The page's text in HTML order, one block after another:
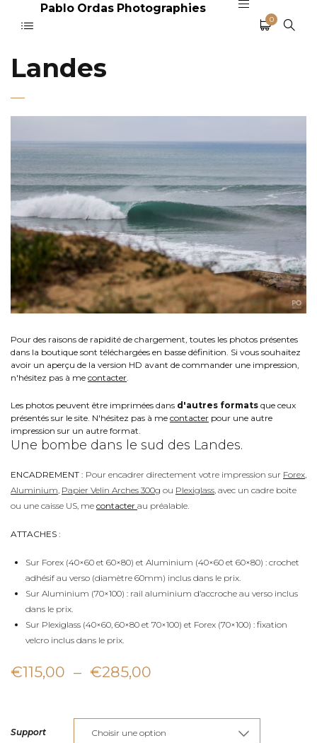
Pablo Ordas Photographies
0
Landes
Pour des raisons de rapidité de chargement, toutes les photos présentes
dans la boutique sont téléchargées en basse définition. Si vous souhaitez
avoir un aperçu de la version HD avant de commander une impression,
n'hésitez pas à me contacter
Les photos peuvent être imprimées dans d'autres formats que ceux
présentés sur le site. N'hésitez pas à me contacter pour une autre
impression sur un autre format.
Une bombe dans le sud des Landes.
ENCADREMENT : Pour encadrer directement votre impression sur Forex
Aluminium Papier Velin Arches 300g ou Plexiglass , avec un cadre boite
ou une caisse US, me contacter au préalable.
ATTACHES :
Sur Forex (40×60 et 60×80) et Aluminium (40×60 et 60×80) : crochet
adhésif au verso (diamètre 60mm) inclus dans le prix.
Sur Aluminium (70×100) : rail aluminium d’accroche au verso inclus
dans le prix.
Sur Plexiglass (40×60, 60×80 et 70×100) et Forex (70×100) : fixation
velcro inclus dans le prix.
€115,00 – €285,00
prix :
€115,00
Support